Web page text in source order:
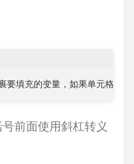
前面使用斜杠转义